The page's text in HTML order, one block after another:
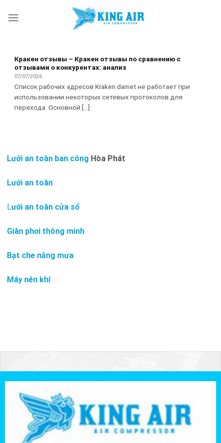
Кракен отзывы – Кракен отзывы по сравнению с
отзывами о конкурентах: анализ
07/07/2026
Список рабочих адресов Kraken darnet не работает при
использовании некоторых сетевых протоколов для
перехода: Основной [...]
Lưới an toàn ban công Hòa Phát
Lưới an toàn
Lưới an toàn cửa sổ
Giàn phơi thông minh
Bạt che nắng mưa
Máy nén khí